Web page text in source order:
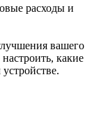
расходы и
вашего
какие